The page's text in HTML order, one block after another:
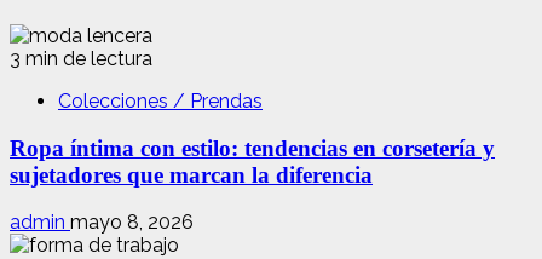
3 min de lectura
Colecciones / Prendas
Ropa íntima con estilo: tendencias en corsetería y
sujetadores que marcan la diferencia
admin mayo 8, 2026